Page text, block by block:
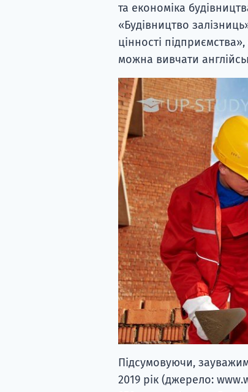
та економіка
«Будівництво
цінності
можна вивчати
Підсумовуючи,
2019 рік (джерело: